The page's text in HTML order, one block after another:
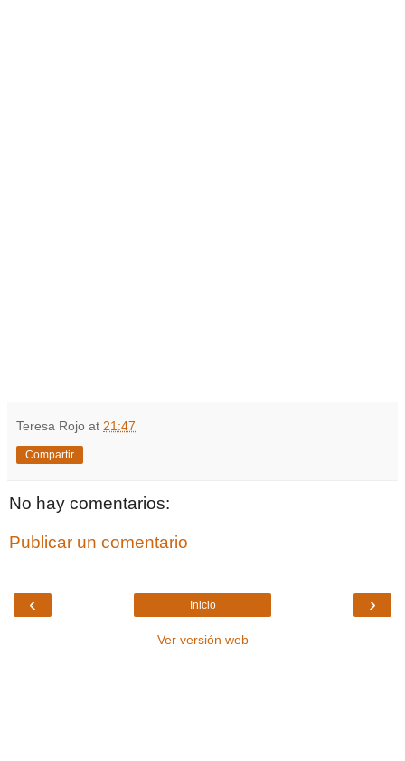
Teresa Rojo at 21:47
Compartir
No hay comentarios:
Publicar un comentario
‹ ›
Inicio
Ver versión web